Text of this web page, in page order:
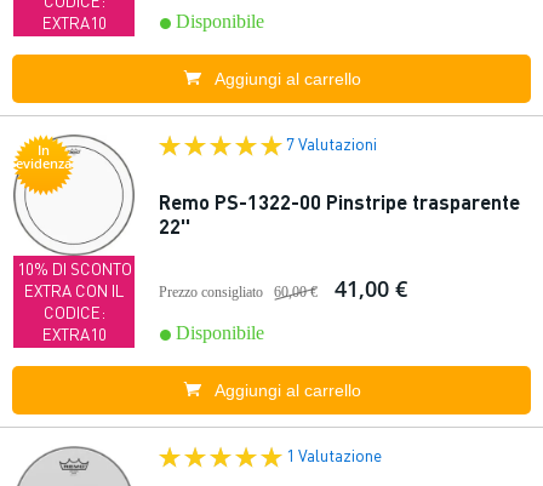
EXTRA10
Disponibile
Aggiungi al carrello
In
evidenza
10% DI SCONTO
EXTRA CON IL
CODICE:
EXTRA10
7 Valutazioni
Remo PS-1322-00 Pinstripe trasparente
22''
Prezzo consigliato 60,00 € 41,00 €
Disponibile
Aggiungi al carrello
1 Valutazione